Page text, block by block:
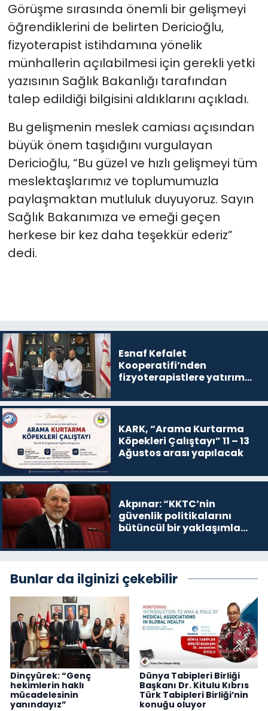
Görüşme sırasında önemli bir gelişmeyi
öğrendiklerini de belirten Dericioğlu,
fizyoterapist istihdamına yönelik
münhallerin açılabilmesi için gerekli yetki
yazısının Sağlık Bakanlığı tarafından
talep edildiği bilgisini aldıklarını açıkladı.
Bu gelişmenin meslek camiası açısından
büyük önem taşıdığını vurgulayan
Dericioğlu, “Bu güzel ve hızlı gelişmeyi tüm
meslektaşlarımız ve toplumumuzla
paylaşmaktan mutluluk duyuyoruz. Sayın
Sağlık Bakanımıza ve emeği geçen
herkese bir kez daha teşekkür ederiz”
dedi.
Esnaf Kefalet
Kooperatifi’nden
fizyoterapistlere yatırım
KARK, “Arama Kurtarma
Köpekleri Çalıştayı” 11 – 13
Ağustos arası yapılacak
Akpınar: “KKTC’nin
güvenlik politikalarını
bütüncül bir yaklaşımla
gerekiyor”
Bunlar da ilginizi çekebilir
Dinçyürek: “Genç
hekimlerin haklı
mücadelesinin
yanındayız”
Dünya Tabipleri Birliği
Başkanı Dr. Kitulu Kıbrıs
Türk Tabipleri Birliği’nin
konuğu oluyor